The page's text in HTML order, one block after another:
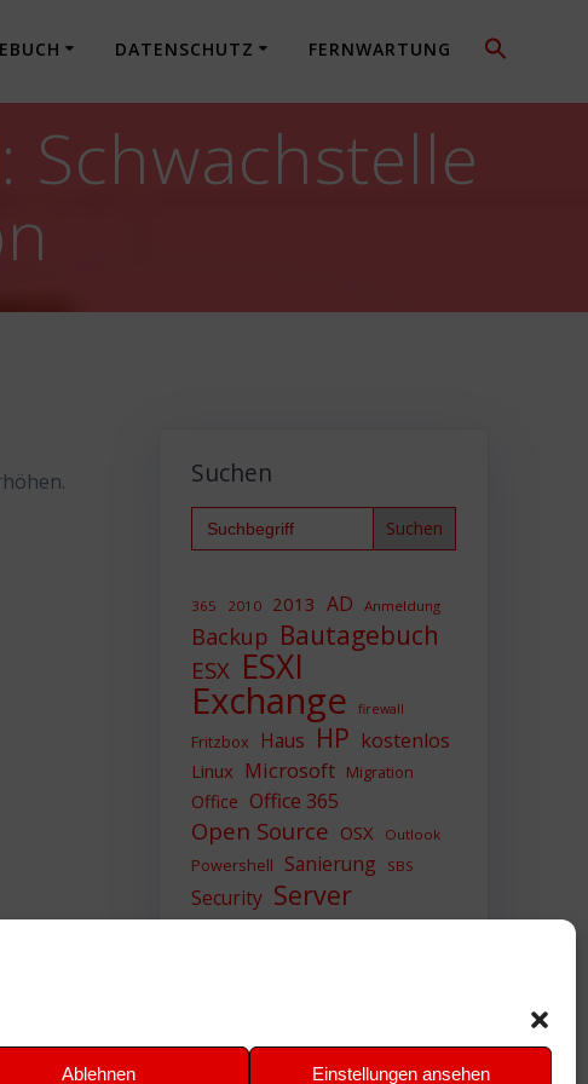
Ablehnen Einstellungen ansehen
DATENSCHUTZ FERNWARTUNG
Schwachstelle
Suchen
Search
for:
365 2010 2013 AD Anmeldung
Backup Bautagebuch
ESX ESXI
Exchange firewall
Fritzbox Haus HP kostenlos
Linux Microsoft Migration
Office Office 365
Open Source OSX Outlook
Powershell Sanierung SBS
Security Server
Sicherheit SIEM
VMWare VPN WAZUH